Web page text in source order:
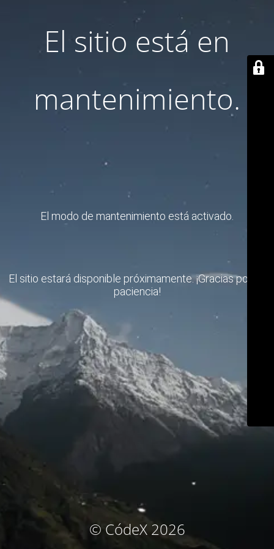
El sitio está en
mantenimiento.
El modo de mantenimiento está activado.
El sitio estará disponible próximamente. ¡Gracias por su
paciencia!
© CódeX 2026